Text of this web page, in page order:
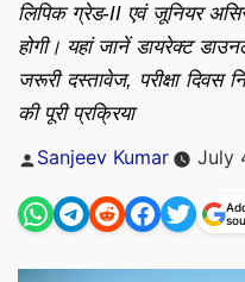
लिपिक ग्रेड-II एवं जूनियर
होगी। यहां जानें डायरेक्ट
जरूरी दस्तावेज, परीक्षा दिवस
की पूरी प्रक्रिया
Posted
Sanjeev Kumar July